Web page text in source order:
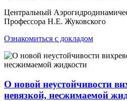
Центральный
Профессора Н.Е. Жуковского
Ознакомиться с докладом
О новой неустойчивости
невязкой, несжимаемой